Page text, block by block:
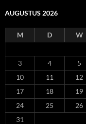
AUGUSTUS 2026
M D W
3
4 5
10
11 12
17
18 19
24
25 26
31